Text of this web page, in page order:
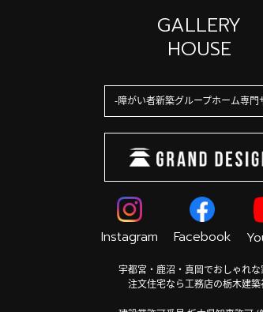
GALLERY
HOUSE
障がい者新築グループホーム専門
Instagram Facebook
宇都宮・鹿沼・真岡でおしゃれな
注文住宅なら工務店の栃木建築